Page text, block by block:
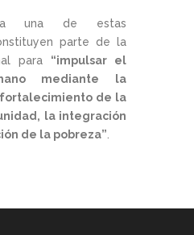
una de estas
parte de la
para “impulsar el
mediante la
de la
la integración
de la pobreza”